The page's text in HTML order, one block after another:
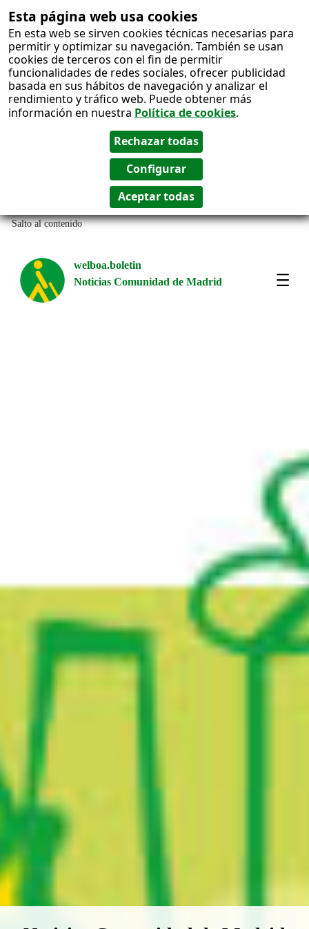
Esta página web usa cookies
En esta web se sirven cookies técnicas necesarias para
permitir y optimizar su navegación. También se usan
cookies de terceros con el fin de permitir
funcionalidades de redes sociales, ofrecer publicidad
basada en sus hábitos de navegación y analizar el
rendimiento y tráfico web. Puede obtener más
información en nuestra Política de cookies.
Salto al contenido
welboa.boletin
Noticias Comunidad de Madrid